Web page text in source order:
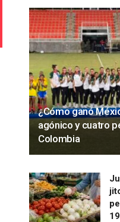
¿Cómo ganó
agónico y cuatro
Colombia